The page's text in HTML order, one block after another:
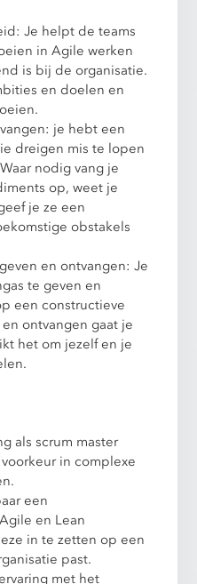
Je helpt de teams
in Agile werken
is bij de organisatie.
en doelen en
je hebt een
dreigen mis te lopen
nodig vang je
op, weet je
je ze een
obstakels
en ontvangen: Je
te geven en
een constructieve
ontvangen gaat je
het om jezelf en je
als scrum master
in complexe
een
en Lean
in te zetten op een
past.
met het